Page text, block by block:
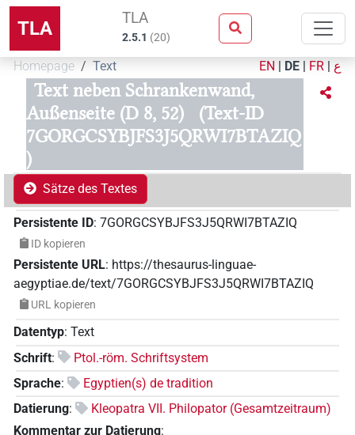
TLA TLA
2.5.1 (20)
Homepage Text EN | DE | FR | ع
Text neben Schrankenwand,
Außenseite (D 8, 52)
(Text-ID
7GORGCSYBJFS3J5QRWI7BTAZIQ
)
Sätze des Textes
Persistente ID: 7GORGCSYBJFS3J5QRWI7BTAZIQ
ID kopieren
Persistente URL: https://thesaurus-linguae-
aegyptiae.de/text/7GORGCSYBJFS3J5QRWI7BTAZIQ
URL kopieren
Datentyp: Text
Schrift:
Ptol.-röm. Schriftsystem
Sprache:
Egyptien(s) de tradition
Datierung:
Kleopatra VII. Philopator (Gesamtzeitraum)
Kommentar zur Datierung: